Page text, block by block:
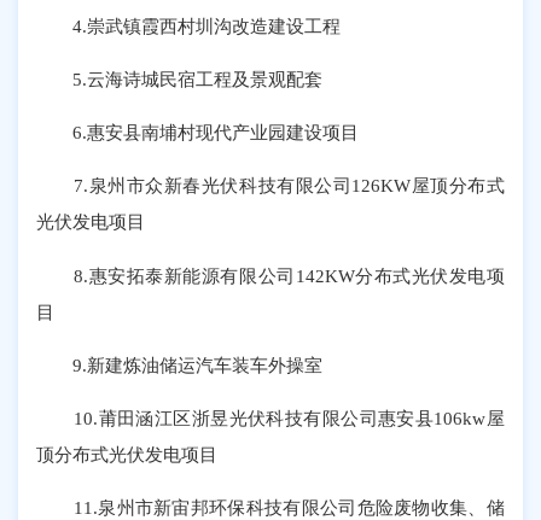
4.崇武镇霞西村圳沟改造建设工程
5.云海诗城民宿工程及景观配套
6.惠安县南埔村现代产业园建设项目
7.泉州市众新春光伏科技有限公司126KW屋顶分布式
光伏发电项目
8.惠安拓泰新能源有限公司142KW分布式光伏发电项
目
9.新建炼油储运汽车装车外操室
10.莆田涵江区浙昱光伏科技有限公司惠安县106kw屋
顶分布式光伏发电项目
11.泉州市新宙邦环保科技有限公司危险废物收集、储